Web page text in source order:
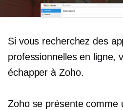
Si vous recherchez des
professionnelles en ligne,
échapper à Zoho.
Zoho se présente comme